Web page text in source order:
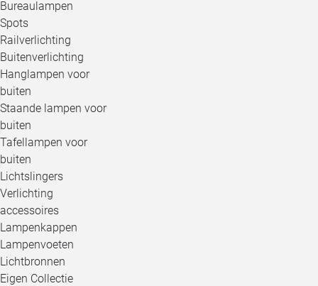
Bureaulampen
Spots
Railverlichting
Buitenverlichting
Hanglampen voor
buiten
Staande lampen voor
buiten
Tafellampen voor
buiten
Lichtslingers
Verlichting
accessoires
Lampenkappen
Lampenvoeten
Lichtbronnen
Eigen Collectie